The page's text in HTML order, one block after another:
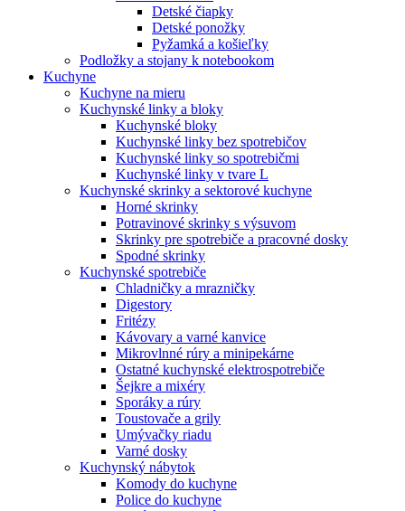
Detské čiapky
Detské ponožky
Pyžamká a košieľky
Podložky a stojany k notebookom
Kuchyne
Kuchyne na mieru
Kuchynské linky a bloky
Kuchynské bloky
Kuchynské linky bez spotrebičov
Kuchynské linky so spotrebičmi
Kuchynské linky v tvare L
Kuchynské skrinky a sektorové kuchyne
Horné skrinky
Potravinové skrinky s výsuvom
Skrinky pre spotrebiče a pracovné dosky
Spodné skrinky
Kuchynské spotrebiče
Chladničky a mrazničky
Digestory
Fritézy
Kávovary a varné kanvice
Mikrovlnné rúry a minipekárne
Ostatné kuchynské elektrospotrebiče
Šejkre a mixéry
Sporáky a rúry
Toustovače a grily
Umývačky riadu
Varné dosky
Kuchynský nábytok
Komody do kuchyne
Police do kuchyne